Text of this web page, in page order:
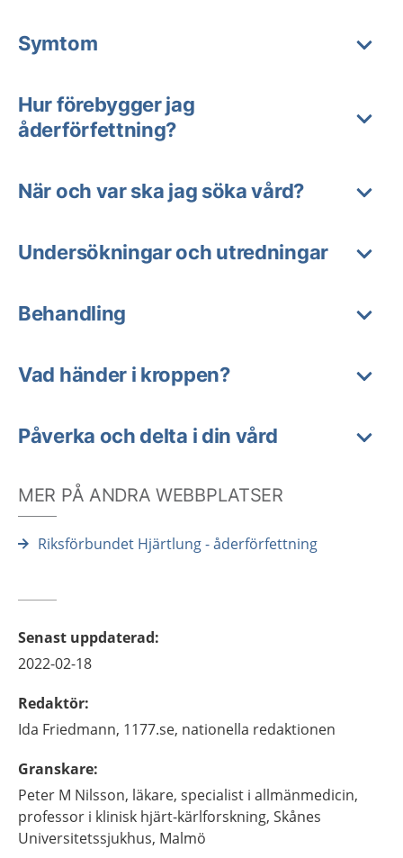
Symtom
Hur förebygger jag
åderförfettning?
När och var ska jag söka vård?
Undersökningar och utredningar
Behandling
Vad händer i kroppen?
Påverka och delta i din vård
MER PÅ ANDRA WEBBPLATSER
Riksförbundet Hjärtlung - åderförfettning
Senast uppdaterad:
2022-02-18
Redaktör:
Ida Friedmann, 1177.se, nationella redaktionen
Granskare:
Peter M Nilsson, läkare, specialist i allmänmedicin,
professor i klinisk hjärt-kärlforskning, Skånes
Universitetssjukhus, Malmö